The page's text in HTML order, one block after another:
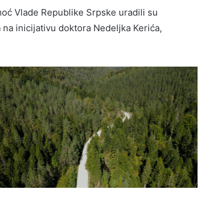
Vlade Republike Srpske uradili su
inicijativu doktora Nedeljka Kerića,